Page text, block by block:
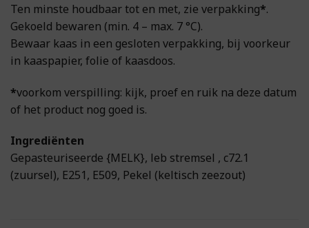
Ten minste houdbaar tot en met, zie verpakking*.
Gekoeld bewaren (min. 4 – max. 7 °C).
Bewaar kaas in een gesloten verpakking, bij voorkeur
in kaaspapier, folie of kaasdoos.
*voorkom verspilling: kijk, proef en ruik na deze datum
of het product nog goed is.
Ingrediënten
Gepasteuriseerde {MELK}, leb stremsel , c72.1
(zuursel), E251, E509, Pekel (keltisch zeezout)